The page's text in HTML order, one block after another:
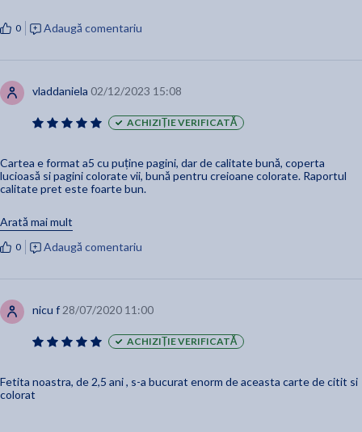
0 Adaugă comentariu
vladdaniela 02/12/2023 15:08
ACHIZIȚIE VERIFICATĂ
Cartea e format a5 cu puține pagini, dar de calitate bună, coperta
lucioasă si pagini colorate vii, bună pentru creioane colorate. Raportul
calitate pret este foarte bun.
povestire scurta. O recomand copiilor mai mari de 3-4 ani.
Arată mai mult
0 Adaugă comentariu
nicu f 28/07/2020 11:00
ACHIZIȚIE VERIFICATĂ
Fetita noastra, de 2,5 ani , s-a bucurat enorm de aceasta carte de citit si
colorat